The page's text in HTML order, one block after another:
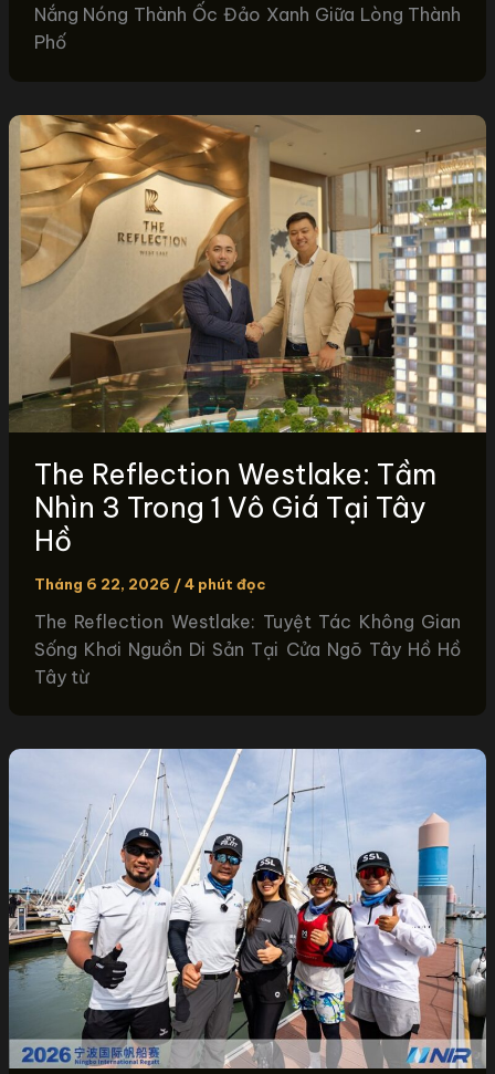
Nắng Nóng Thành Ốc Đảo Xanh Giữa Lòng Thành
Phố
The Reflection Westlake: Tầm
Nhìn 3 Trong 1 Vô Giá Tại Tây
Hồ
Tháng 6 22, 2026 /4 phút đọc
The Reflection Westlake: Tuyệt Tác Không Gian
Sống Khơi Nguồn Di Sản Tại Cửa Ngõ Tây Hồ Hồ
Tây từ